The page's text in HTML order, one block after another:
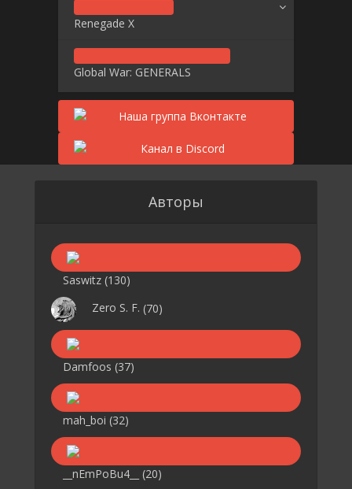
Renegade X
Global War: GENERALS
Авторы
Saswitz (130)
Zero S. F. (70)
Damfoos (37)
mah_boi (32)
__nEmPoBu4__ (20)